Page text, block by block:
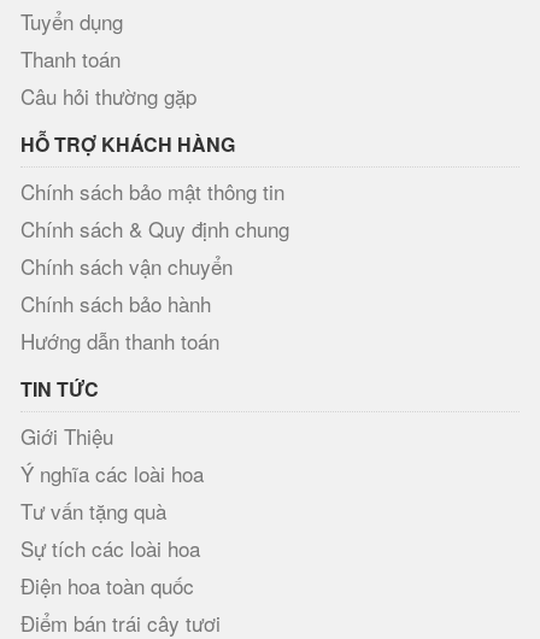
Tuyển dụng
Thanh toán
Câu hỏi thường gặp
HỖ TRỢ KHÁCH HÀNG
Chính sách bảo mật thông tin
Chính sách & Quy định chung
Chính sách vận chuyển
Chính sách bảo hành
Hướng dẫn thanh toán
TIN TỨC
Giới Thiệu
Ý nghĩa các loài hoa
Tư vấn tặng quà
Sự tích các loài hoa
Điện hoa toàn quốc
Điểm bán trái cây tươi